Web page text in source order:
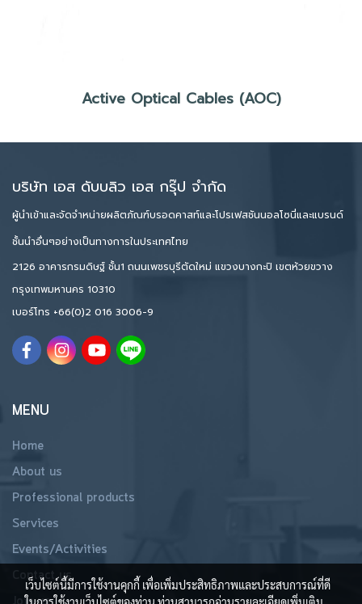
Active Optical Cables (AOC)
บริษัท เอส ดับบลิว เอส กรุ๊ป จำกัด
ผู้นำเข้าและจัดจำหน่ายผลิตภัณฑ์บรอดคาสท์และโปรเฟสชันนอลโซนี่และแบรนด์
ชั้นนำอื่นๆอย่างเป็นทางการในประเทศไทย
2126 อาคารกรมดิษฐ์ ชั้น1 ถนนเพชรบุรีตัดใหม่ แขวงบางกะปิ เขตห้วยขวาง
กรุงเทพมหานคร 10310
เบอร์โทร +66(0)2 016 3006-9
MENU
Home
About us
Professional products
Services
Events/Activities
Contact us
เว็บไซต์นี้มีการใช้งานคุกกี้ เพื่อเพิ่มประสิทธิภาพและประสบการณ์ที่ดี